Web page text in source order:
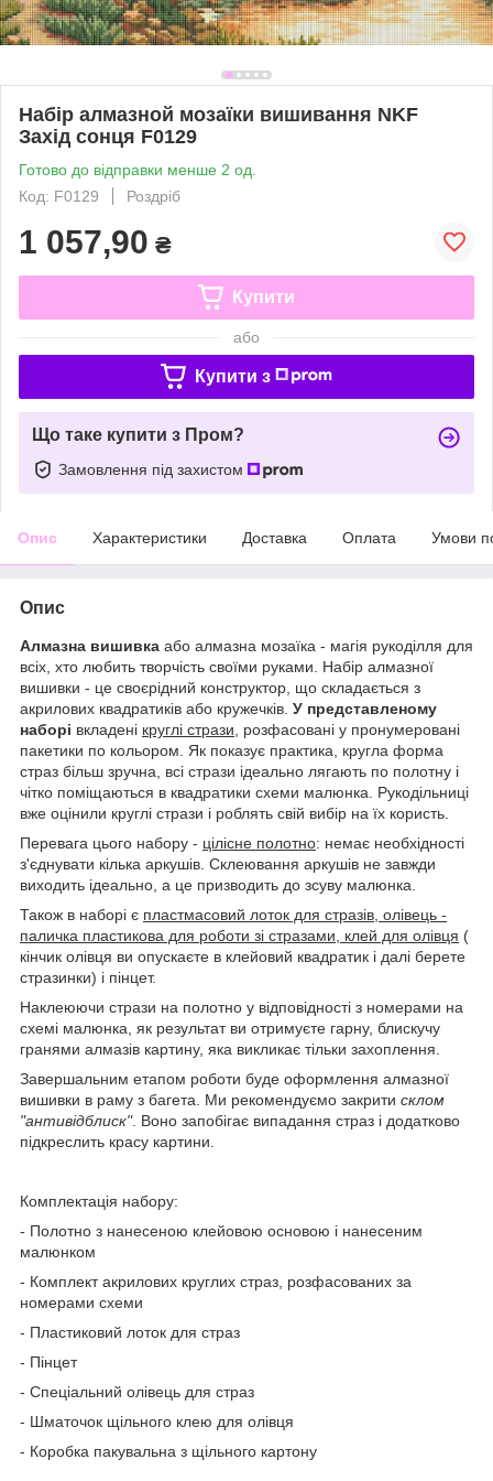
Набір алмазной мозаїки вишивання NKF
Захід сонця F0129
Готово до відправки менше 2 од.
Код: F0129
Роздріб
1 057,90 ₴
Купити
або
Купити з
Що таке купити з Пром?
Замовлення під захистом
Опис Характеристики Доставка Оплата Умови
Опис
Алмазна вишивка або алмазна мозаїка - магія рукоділля для
всіх, хто любить творчість своїми руками. Набір алмазної
вишивки - це своєрідний конструктор, що складається з
акрилових квадратиків або кружечків. У представленому
наборі вкладені круглі стрази , розфасовані у пронумеровані
пакетики по кольором. Як показує практика, кругла форма
страз більш зручна, всі стрази ідеально лягають по полотну і
чітко поміщаються в квадратики схеми малюнка. Рукодільниці
вже оцінили круглі стрази і роблять свій вибір на їх користь.
Перевага цього набору - цілісне полотно: немає необхідності
з'єднувати кілька аркушів. Склеювання аркушів не завжди
виходить ідеально, а це призводить до зсуву малюнка.
Також в наборі є пластмасовий лоток для стразів, олівець -
паличка пластикова для роботи зі стразами, клей для олівця (
кінчик олівця ви опускаєте в клейовий квадратик і далі берете
стразинки) і пінцет.
Наклеюючи стрази на полотно у відповідності з номерами на
схемі малюнка, як результат ви отримуєте гарну, блискучу
гранями алмазів картину, яка викликає тільки захоплення.
Завершальним етапом роботи буде оформлення алмазної
вишивки в раму з багета. Ми рекомендуємо закрити склом
"антивідблиск". Воно запобігає випадання страз і додатково
підкреслить красу картини.
Комплектація набору:
- Полотно з нанесеною клейовою основою і нанесеним
малюнком
- Комплект акрилових круглих страз, розфасованих за
номерами схеми
- Пластиковий лоток для страз
- Пінцет
- Спеціальний олівець для страз
- Шматочок щільного клею для олівця
- Коробка пакувальна з щільного картону